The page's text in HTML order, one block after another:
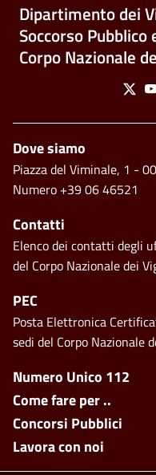
Dipartimento dei
Soccorso Pubblico
Corpo Nazionale
X
Footer side
Numero Unico 112
Come fare per ..
Concorsi Pubblici
Lavora con noi
Piè di pagina
Dove siamo
Piazza del Viminale, 1 -
Numero +39 06 46521
Contatti
Elenco dei contatti degli
del Corpo Nazionale dei
PEC
Posta Elettronica
sedi del Corpo Nazionale